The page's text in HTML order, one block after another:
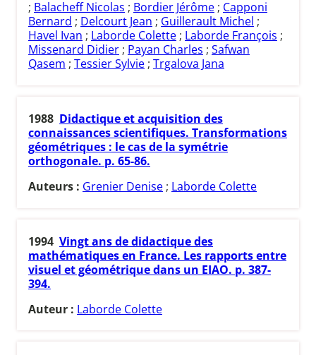
; Balacheff Nicolas ; Bordier Jérôme ; Capponi
Bernard ; Delcourt Jean ; Guillerault Michel ;
Havel Ivan ; Laborde Colette ; Laborde François ;
Missenard Didier ; Payan Charles ; Safwan
Qasem ; Tessier Sylvie ; Trgalova Jana
1988 Didactique et acquisition des
connaissances scientifiques. Transformations
géométriques : le cas de la symétrie
orthogonale. p. 65-86.
Auteurs : Grenier Denise ; Laborde Colette
1994 Vingt ans de didactique des
mathématiques en France. Les rapports entre
visuel et géométrique dans un EIAO. p. 387-
394.
Auteur : Laborde Colette